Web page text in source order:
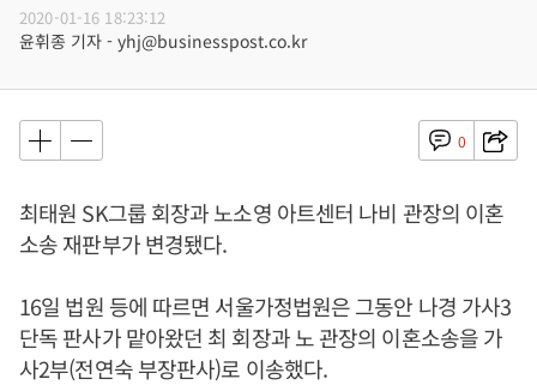
2020-01-16 18:23:12
윤휘종 기자 - yhj@businesspost.co.kr
0
최태원 SK그룹 회장과 노소영 아트센터 나비 관장의 이혼
소송 재판부가 변경됐다.
16일 법원 등에 따르면 서울가정법원은 그동안 나경 가사3
단독 판사가 맡아왔던 최 회장과 노 관장의 이혼소송을 가
사2부(전연숙 부장판사)로 이송했다.